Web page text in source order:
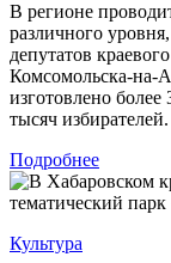
В регионе
различного
депутатов
Комсомольска-на-
изготовлено
тысяч избирателей.
Подробнее
Культура